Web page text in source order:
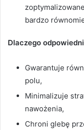
bardzo
Dlaczego
Gwarantuje
polu,
Minimalizuje
nawożenia,
Chroni glebę